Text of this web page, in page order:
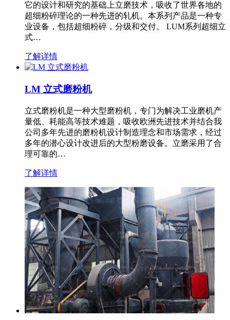
它的设计和研究的基础上立磨技术，吸收了世界各地的
超细粉碎理论的一种先进的轧机。本系列产品是一种专
业设备，包括超细粉碎，分级和交付。 LUM系列超细立
式…
了解详情
LM 立式磨粉机
立式磨粉机是一种大型磨粉机，专门为解决工业磨机产
量低、耗能高等技术难题，吸收欧洲先进技术并结合我
公司多年先进的磨粉机设计制造理念和市场需求，经过
多年的潜心设计改进后的大型粉磨设备。立磨采用了合
理可靠的…
了解详情